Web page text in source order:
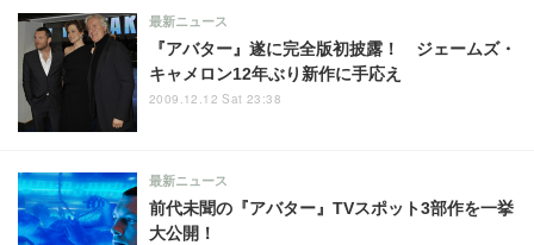
『アバター』遂に完全版初披露！ ジェームズ・
キャメロン12年ぶり新作に手応え
最新ニュース
2009.12.12 Sat 23:38
前代未聞の『アバター』TVスポット3部作を一挙
大公開！
最新ニュース